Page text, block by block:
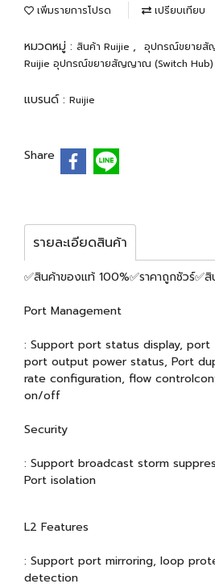
เพิ่มรายการโปรด เปรียบเทียบ
หมวดหมู่ : สินค้า Ruijie , อุปกรณ์ขยายสั
Ruijie อุปกรณ์ขยายสัญญาณ (Switch Hub)
แบรนด์ : Ruijie
Share
รายละเอียดสินค้า
✅สินค้าของแท้ 100%✅ราคาถูกชัวร์✅
Port Management
: Support port status display,
port output power status, Port
rate configuration, flow
on/off
Security
: Support broadcast storm
Port isolation
L2 Features
: Support port mirroring, loop
detection